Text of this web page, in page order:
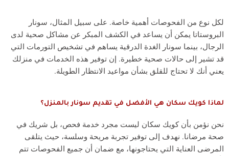
لكل نوع من الفحوصات أهمية خاصة. على سبيل المثال، سونار
البروستاتا يمكن أن يساعد في الكشف المبكر عن مشاكل صحية لدى
الرجال، بينما سونار الغدة الدرقية يساهم في تشخيص التورمات التي
قد تشير إلى حالات صحية خطيرة. إن توفير هذه الخدمات في منزلك
يعني أنك لا تحتاج للقلق بشأن مواعيد الانتظار الطويلة.
لماذا كويك سكان هي الأفضل في تقديم سونار بالمنزل؟
نحن نؤمن بأن كويك سكان ليست مجرد خدمة فحص، بل شريك في
صحة مرضانا. نهدف إلى توفير تجربة مريحة وسلسة، حيث يتلقى
المرضى العناية التي يحتاجونها، مع ضمان أن جميع الفحوصات تتم